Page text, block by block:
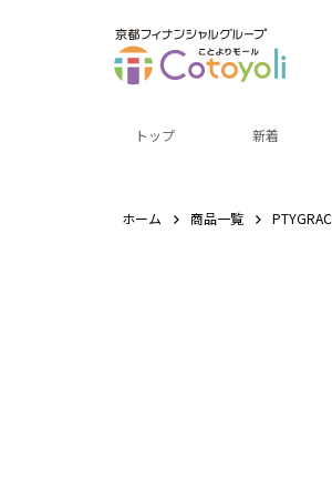
トップ 新着
ホーム 商品一覧